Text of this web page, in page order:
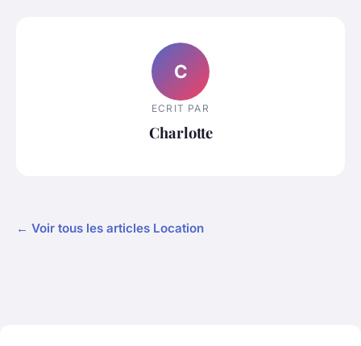
C
ECRIT PAR
Charlotte
← Voir tous les articles Location